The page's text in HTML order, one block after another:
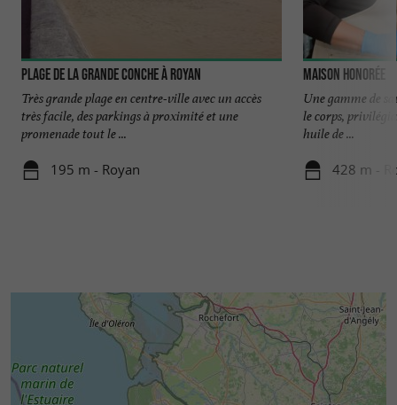
Plage de la Grande Conche à Royan
Très grande plage en centre-ville avec un accès
très facile, des parkings à proximité et une
promenade tout le ...
195 m - Royan
Maison Honorée
Une gamme de
le corps,
huile de ...
428 m -